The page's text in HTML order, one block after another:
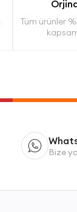
Tüm ürünler
Bize